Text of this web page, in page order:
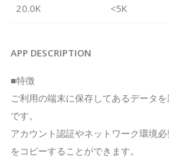
20.0K <5K
APP DESCRIPTION
■特徴
ご利用の端末に保存してあるデータ
です。
アカウント認証やネットワーク環境
をコピーすることができます。